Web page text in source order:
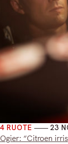
4 RUOTE 23
Ogier: “Citroen